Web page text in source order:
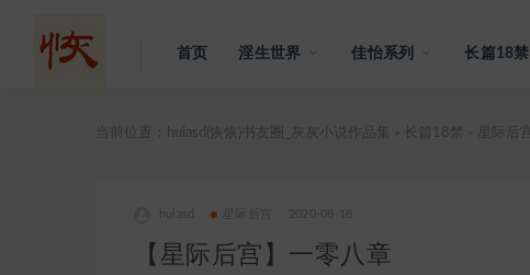
首页 淫生世界 佳怡系列 长篇18禁
当前位置： huiasd(恢恢)书友圈_灰灰小说作品集 长篇18禁 星际后宫
2020-08-18
【星际后宫】一零八章